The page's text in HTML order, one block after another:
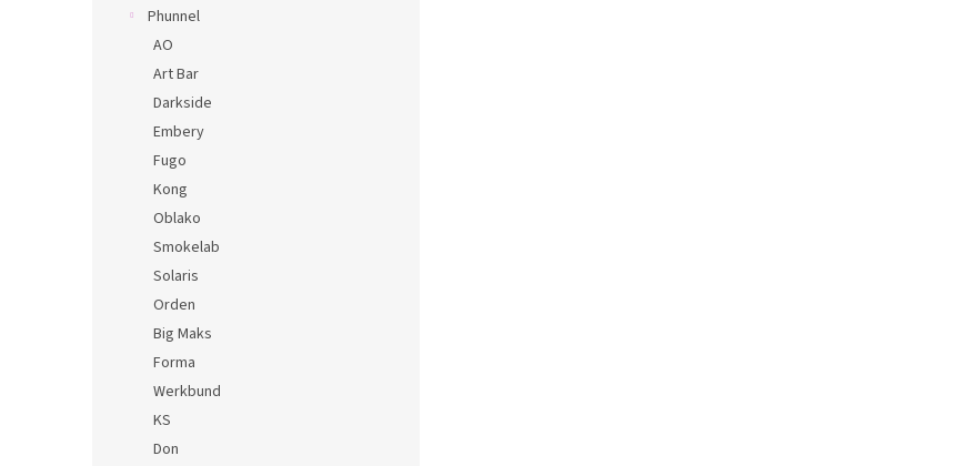
Phunnel
AO
Art Bar
Darkside
Embery
Fugo
Kong
Oblako
Smokelab
Solaris
Orden
Big Maks
Forma
Werkbund
KS
Don